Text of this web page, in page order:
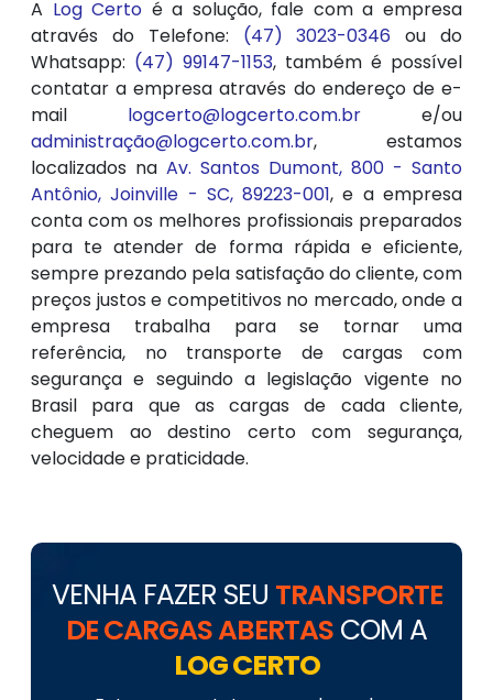
A Log Certo é a solução, fale com a empresa
através do Telefone: (47) 3023-0346 ou do
Whatsapp: (47) 99147-1153, também é possível
contatar a empresa através do endereço de e-
mail logcerto@logcerto.com.br e/ou
administração@logcerto.com.br, estamos
localizados na Av. Santos Dumont, 800 - Santo
Antônio, Joinville - SC, 89223-001, e a empresa
conta com os melhores profissionais preparados
para te atender de forma rápida e eficiente,
sempre prezando pela satisfação do cliente, com
preços justos e competitivos no mercado, onde a
empresa trabalha para se tornar uma
referência, no transporte de cargas com
segurança e seguindo a legislação vigente no
Brasil para que as cargas de cada cliente,
cheguem ao destino certo com segurança,
velocidade e praticidade.
VENHA FAZER SEU TRANSPORTE
DE CARGAS ABERTAS COM A
LOG CERTO